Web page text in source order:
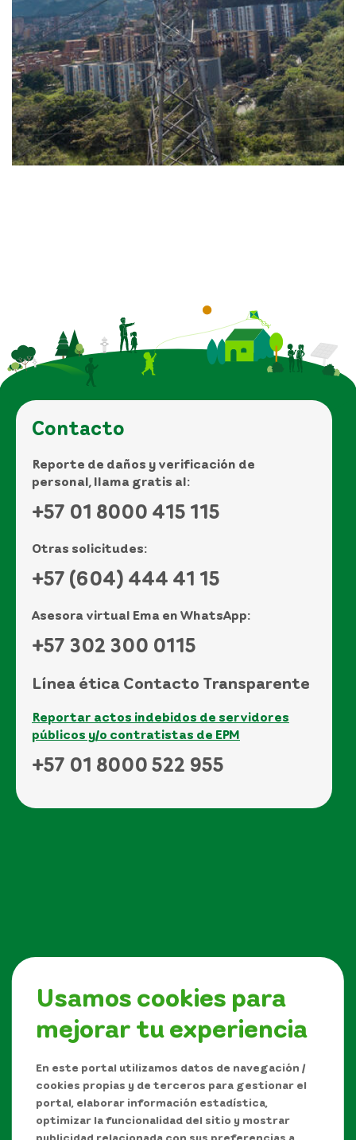
Usamos cookies para
mejorar tu experiencia
En este portal utilizamos datos de navegación /
cookies propias y de terceros para gestionar el
portal, elaborar información estadística,
optimizar la funcionalidad del sitio y mostrar
publicidad relacionada con sus preferencias a
Contacto
Reporte de daños y verificación de
personal, llama gratis al:
+57 01 8000 415 115
Otras solicitudes:
+57 (604) 444 41 15
Asesora virtual Ema en WhatsApp:
+57 302 300 0115
Línea ética Contacto Transparente
Reportar actos indebidos de servidores
públicos y/o contratistas de EPM
+57 01 8000 522 955
Síguenos en